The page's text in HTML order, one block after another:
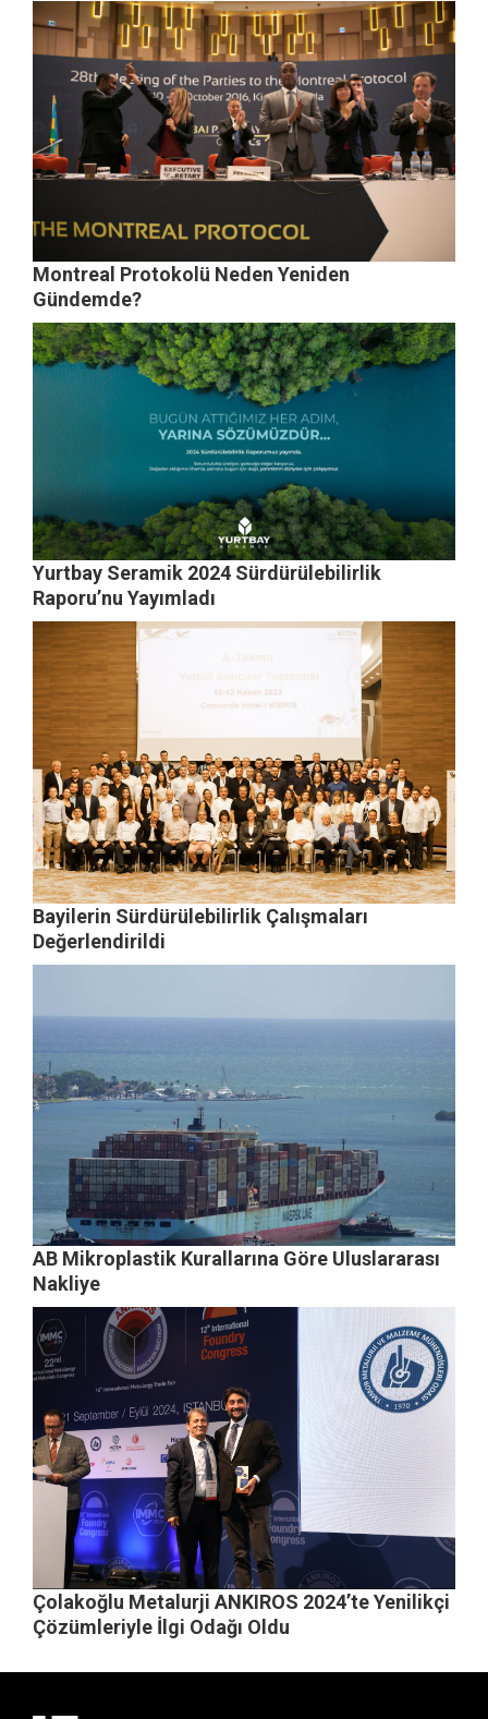
Montreal Protokolü Neden Yeniden
Gündemde?
Yurtbay Seramik 2024 Sürdürülebilirlik
Raporu’nu Yayımladı
Bayilerin Sürdürülebilirlik Çalışmaları
Değerlendirildi
AB Mikroplastik Kurallarına Göre Uluslararası
Nakliye
Çolakoğlu Metalurji ANKIROS 2024’te Yenilikçi
Çözümleriyle İlgi Odağı Oldu